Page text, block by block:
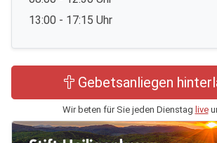
13:00 - 17:15 Uhr
Gebetsanliegen
Wir beten für Sie jeden Dienstag live